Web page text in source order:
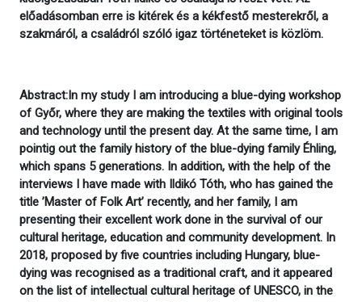
előadásomban erre is kitérek és a kékfestő mesterekről, a
szakmáról, a családról szóló igaz történeteket is közlöm.
Abstract:In my study I am introducing a blue-dying workshop
of Győr, where they are making the textiles with original tools
and technology until the present day. At the same time, I am
pointig out the family history of the blue-dying family Éhling,
which spans 5 generations. In addition, with the help of the
interviews I have made with Ildikó Tóth, who has gained the
title ’Master of Folk Art’ recently, and her family, I am
presenting their excellent work done in the survival of our
cultural heritage, education and community development. In
2018, proposed by five countries including Hungary, blue-
dying was recognised as a traditional craft, and it appeared
on the list of intellectual cultural heritage of UNESCO, in the